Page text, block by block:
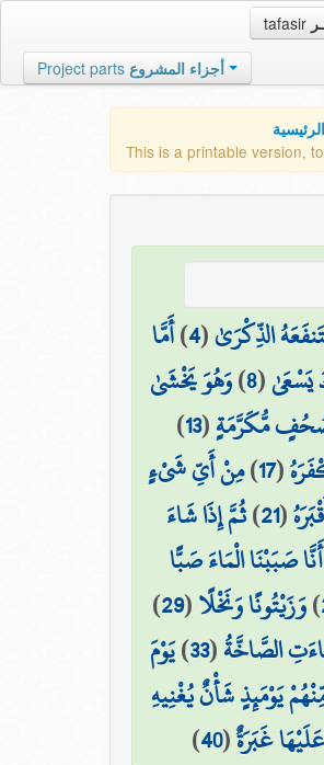
tafasir
Project parts أجزاء المشروع
This is a printable version,
الذِّكْرَىٰ(
4
)أَمَّا
يَسْعَىٰ(
8
)وَهُوَ يَخْشَىٰ
مُّكَرَّمَةٍ(
13
)
(
17
)مِنْ أَيِّ شَيْءٍ
(
21
)ثُمَّ إِذَا شَاءَ
أَنَّا صَبَبْنَا الْمَاءَ صَبًّا
)وَزَيْتُونًا وَنَخْلًا(
29
)
الصَّاخَّةُ(
33
)يَوْمَ
يَوْمَئِذٍ شَأْنٌ يُغْنِيهِ
غَبَرَةٌ(
40
)